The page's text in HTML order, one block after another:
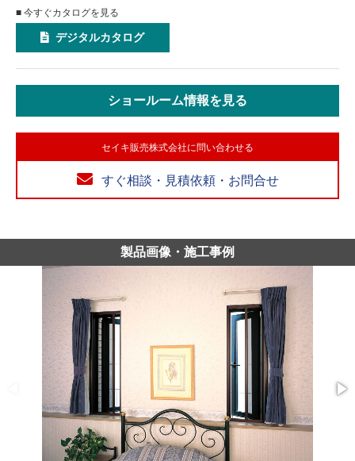
■ 今すぐカタログを見る
デジタルカタログ
ショールーム情報を見る
セイキ販売株式会社に問い合わせる
すぐ相談・見積依頼・お問合せ
製品画像・施工事例